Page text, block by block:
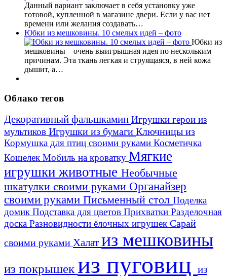
Данный вариант заключает в себя установку уже
готовой, купленной в магазине двери. Если у вас нет
времени или желания создавать…
Юбки из мешковины. 10 смелых идей – фото
Юбки из
мешковины – очень выигрышная идея по нескольким
причинам. Эта ткань легкая и струящаяся, в ней кожа
дышит, а…
Облако тегов
Декоративный фальшкамин Игрушки герои из
мультиков Игрушки из бумаги Ключницы из
Кормушка для птиц своими руками Косметичка
КошелекМобиль на кроватку Мягкие
игрушки животные Необычные
шкатулки своими руками Органайзер
своими руками Письменный стол Поделка
домикПодставка для цветов Прихватки Разделочная
доска Разновидности ёлочных игрушекСарай
своими руками Халат из мешковины
из покрышек из пуговиц из